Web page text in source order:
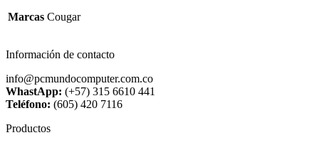
Marcas Cougar
Información de contacto
info@pcmundocomputer.com.co
WhastApp: (+57) 315 6610 441
Teléfono: (605) 420 7116
Productos